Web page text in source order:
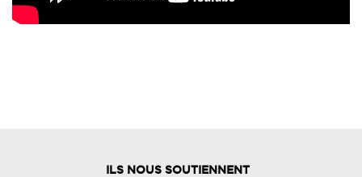
ILS NOUS SOUTIENNENT